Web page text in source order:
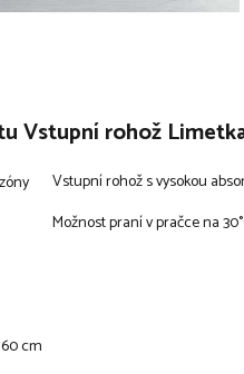
Vstupní rohož
Vstupní rohož s vysokou
Možnost praní v pračce na
cm